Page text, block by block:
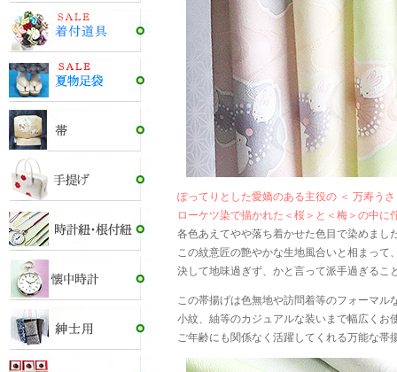
ぽってりとした愛嬌のある主役の ＜ 万寿う
ローケツ染で描かれた＜桜＞と＜梅＞の中に
各色あえてやや落ち着かせた色目で染めまし
この紋意匠の艶やかな生地風合いと相まって
決して地味過ぎず、かと言って派手過ぎるこ
この帯揚げは色無地や訪問着等のフォーマル
小紋、紬等のカジュアルな装いまで幅広くお
ご年齢にも関係なく活躍してくれる万能な帯